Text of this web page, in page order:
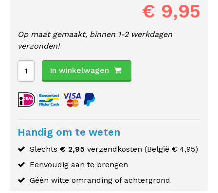
€ 9,95
Op maat gemaakt, binnen 1-2 werkdagen
verzonden!
In winkelwagen
Handig om te weten
Slechts € 2,95 verzendkosten (België € 4,95)
Eenvoudig aan te brengen
Géén witte omranding of achtergrond